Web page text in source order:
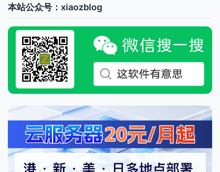
本站公众号：xiaozblog